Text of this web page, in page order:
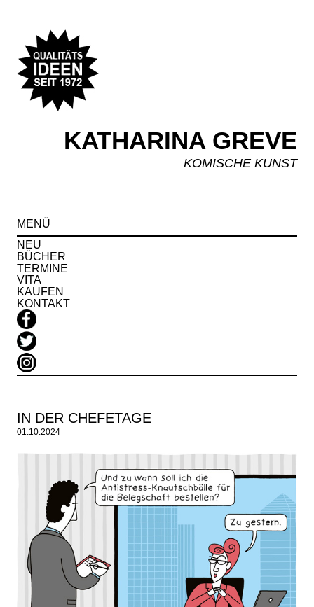
KATHARINA GREVE
KOMISCHE KUNST
MENÜ
NEU
BÜCHER
TERMINE
VITA
KAUFEN
KONTAKT
IN DER CHEFETAGE
01.10.2024